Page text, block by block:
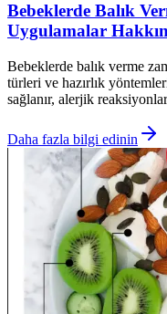
Bebeklerde Balık
Uygulamalar
Bebeklerde balık verme
türleri ve hazırlık
sağlanır, alerjik
Daha fazla bilgi edinin